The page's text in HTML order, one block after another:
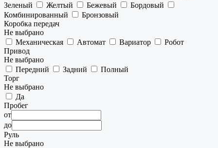
Зеленый
Желтый Бежевый
Бордовый
Комбинированный
Бронзовый
Коробка передач
Не выбрано
Механическая
Автомат Вариатор
Робот
Привод
Не выбрано
Передний
Задний
Полный
Торг
Не выбрано
Да
Пробег
от
до
Руль
Не выбрано